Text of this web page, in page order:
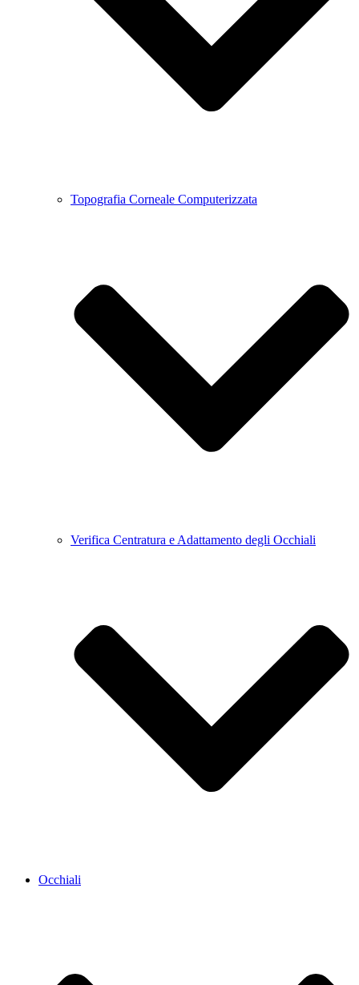
Topografia Corneale Computerizzata
Verifica Centratura e Adattamento degli Occhiali
Occhiali